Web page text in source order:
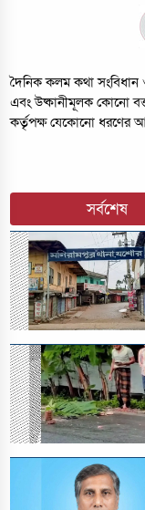
দৈনিক কলম কথা সংবিধান ও
এবং উষ্কানীমূলক কোনো
কর্তৃপক্ষ যেকোনো ধরণের
সর্বশেষ